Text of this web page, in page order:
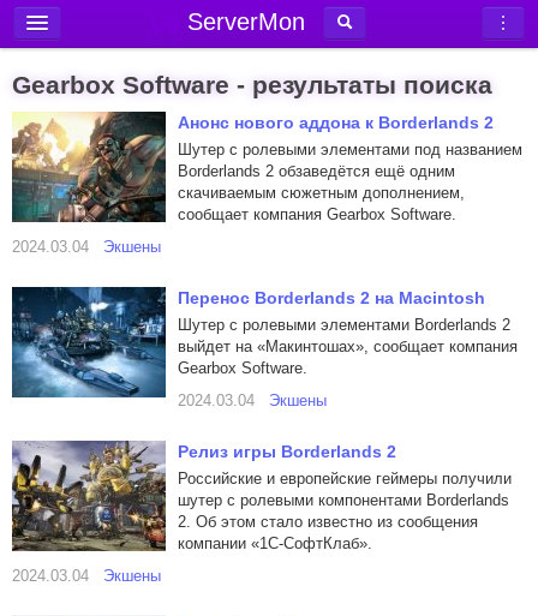
ServerMon
Новости
Блог
Статьи
Вход в аккаунт
Gearbox Software - результаты поиска
Анонс нового аддона к Borderlands 2
Шутер с ролевыми элементами под названием
Borderlands 2 обзаведётся ещё одним
скачиваемым сюжетным дополнением,
сообщает компания Gearbox Software.
2024.03.04
Экшены
Перенос Borderlands 2 на Macintosh
Шутер с ролевыми элементами Borderlands 2
выйдет на «Макинтошах», сообщает компания
Gearbox Software.
2024.03.04
Экшены
Релиз игры Borderlands 2
Российские и европейские геймеры получили
шутер с ролевыми компонентами Borderlands
2. Об этом стало известно из сообщения
компании «1С-СофтКлаб».
2024.03.04
Экшены